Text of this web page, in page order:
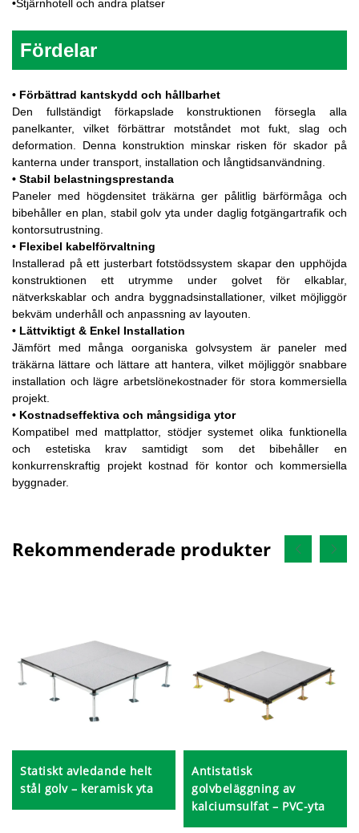
•Stjärnhotell och andra platser
Fördelar
• Förbättrad kantskydd och hållbarhet
Den fullständigt förkapslade konstruktionen försegla alla
panelkanter, vilket förbättrar motståndet mot fukt, slag och
deformation. Denna konstruktion minskar risken för skador på
kanterna under transport, installation och långtidsanvändning.
• Stabil belastningsprestanda
Paneler med högdensitet träkärna ger pålitlig bärförmåga och
bibehåller en plan, stabil golv yta under daglig fotgängartrafik och
kontorsutrustning.
• Flexibel kabelförvaltning
Installerad på ett justerbart fotstödssystem skapar den upphöjda
konstruktionen ett utrymme under golvet för elkablar,
nätverkskablar och andra byggnadsinstallationer, vilket möjliggör
bekväm underhåll och anpassning av layouten.
• Lättviktigt & Enkel Installation
Jämfört med många oorganiska golvsystem är paneler med
träkärna lättare och lättare att hantera, vilket möjliggör snabbare
installation och lägre arbetslönekostnader för stora kommersiella
projekt.
• Kostnadseffektiva och mångsidiga ytor
Kompatibel med mattplattor, stödjer systemet olika funktionella
och estetiska krav samtidigt som det bibehåller en
konkurrenskraftig projekt kostnad för kontor och kommersiella
byggnader.
Rekommenderade produkter
Statiskt avledande helt
stål golv – keramisk yta
Antistatisk
golvbeläggning av
kalciumsulfat – PVC-yta